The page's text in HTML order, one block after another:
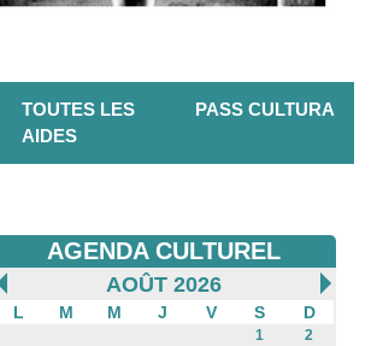
TOUTES LES
AIDES
PASS CULTURA
AGENDA CULTUREL
AOÛT 2026
L M M J V S D
1
2